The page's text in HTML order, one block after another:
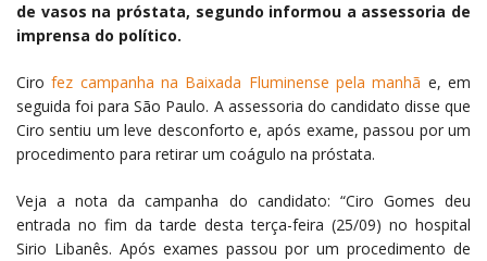
de vasos na próstata, segundo informou a assessoria de
imprensa do político.
Cirofez campanha na Baixada Fluminense pela manhã e, em
seguida foi para São Paulo. A assessoria do candidato disse que
Ciro sentiu um leve desconforto e, após exame, passou por um
procedimento para retirar um coágulo na próstata.
Veja a nota da campanha do candidato: “Ciro Gomes deu
entrada no fim da tarde desta terça-feira (25/09) no hospital
Sirio Libanês. Após exames passou por um procedimento de